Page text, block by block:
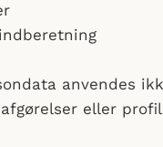
anvendes
eller